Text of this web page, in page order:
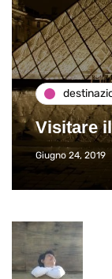
Visitare
Giugno 24, 2019